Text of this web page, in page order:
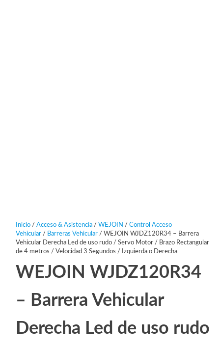
Inicio/ Acceso & Asistencia/ WEJOIN / Control Acceso
Vehicular/ Barreras Vehicular/ WEJOIN WJDZ120R34 – Barrera
Vehicular Derecha Led de uso rudo / Servo Motor / Brazo Rectangular
de 4 metros / Velocidad 3 Segundos / Izquierda o Derecha
WEJOIN WJDZ120R34
– Barrera Vehicular
Derecha Led de uso rudo